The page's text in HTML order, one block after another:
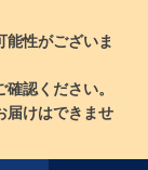
能性がございま
認ください。
けはできませ